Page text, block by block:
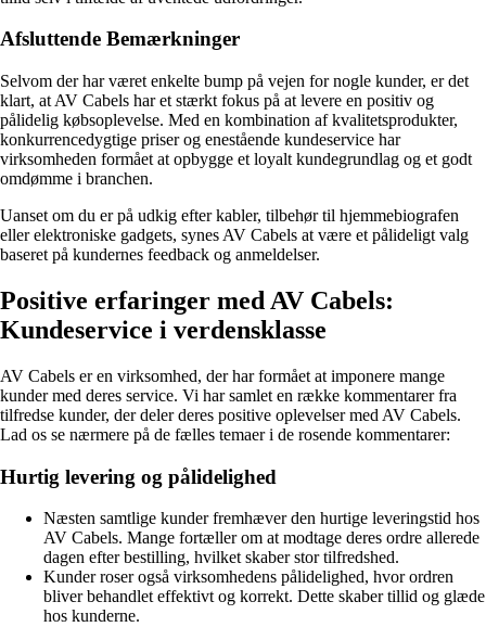
Afsluttende Bemærkninger
Selvom der har været enkelte bump på vejen for nogle kunder, er det
klart, at AV Cabels har et stærkt fokus på at levere en positiv og
pålidelig købsoplevelse. Med en kombination af kvalitetsprodukter,
konkurrencedygtige priser og enestående kundeservice har
virksomheden formået at opbygge et loyalt kundegrundlag og et godt
omdømme i branchen.
Uanset om du er på udkig efter kabler, tilbehør til hjemmebiografen
eller elektroniske gadgets, synes AV Cabels at være et pålideligt valg
baseret på kundernes feedback og anmeldelser.
Positive erfaringer med AV Cabels:
Kundeservice i verdensklasse
AV Cabels er en virksomhed, der har formået at imponere mange
kunder med deres service. Vi har samlet en række kommentarer fra
tilfredse kunder, der deler deres positive oplevelser med AV Cabels.
Lad os se nærmere på de fælles temaer i de rosende kommentarer:
Hurtig levering og pålidelighed
Næsten samtlige kunder fremhæver den hurtige leveringstid hos
AV Cabels. Mange fortæller om at modtage deres ordre allerede
dagen efter bestilling, hvilket skaber stor tilfredshed.
Kunder roser også virksomhedens pålidelighed, hvor ordren
bliver behandlet effektivt og korrekt. Dette skaber tillid og glæde
hos kunderne.